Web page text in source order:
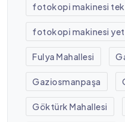
fotokopi makinesi
fotokopi makinesi
Fulya Mahallesi
Gaziosmanpaşa
Göktürk Mahallesi